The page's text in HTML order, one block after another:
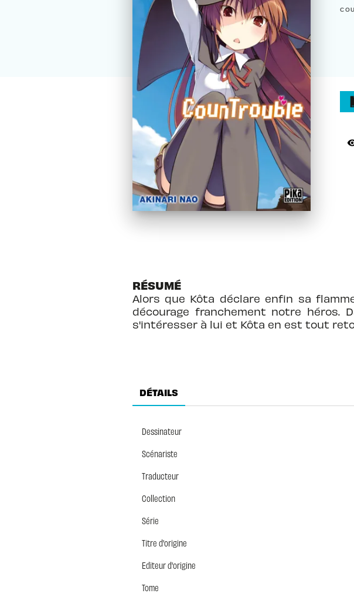
RÉSUMÉ
Alors que Kôta déclare enfin sa
décourage franchement notre héros.
s'intéresser à lui et Kôta en est tout
DÉTAILS
Dessinateur
Scénariste
Traducteur
Collection
Série
Titre d'origine
Editeur d'origine
Tome